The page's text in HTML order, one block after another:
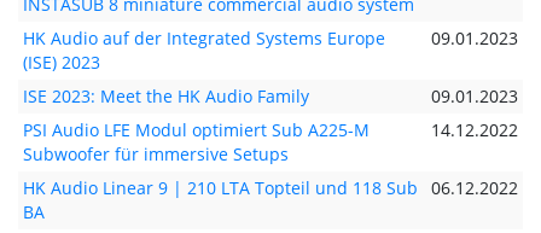
HK Audio auf der Integrated Systems Europe
(ISE) 2023
09.01.2023
ISE 2023: Meet the HK Audio Family
09.01.2023
PSI Audio LFE Modul optimiert Sub A225-M
Subwoofer für immersive Setups
14.12.2022
HK Audio Linear 9 | 210 LTA Topteil und 118 Sub
BA
06.12.2022